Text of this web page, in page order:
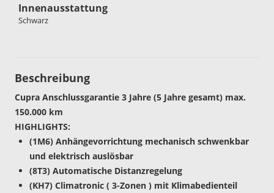
Innenausstattung
Schwarz
Beschreibung
Cupra Anschlussgarantie 3 Jahre (5 Jahre gesamt) max.
150.000 km
HIGHLIGHTS:
(1M6) Anhängevorrichtung mechanisch schwenkbar
und elektrisch auslösbar
(8T3) Automatische Distanzregelung
(KH7) Climatronic ( 3-Zonen ) mit Klimabedienteil